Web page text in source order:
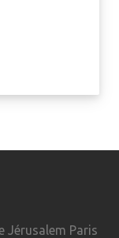
Jérusalem Paris